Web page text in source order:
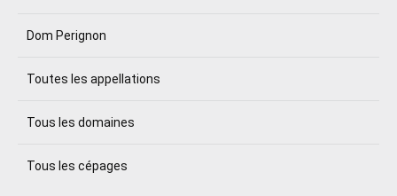
Dom Perignon
Toutes les appellations
Tous les domaines
Tous les cépages